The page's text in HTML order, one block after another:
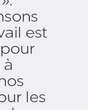
est
les